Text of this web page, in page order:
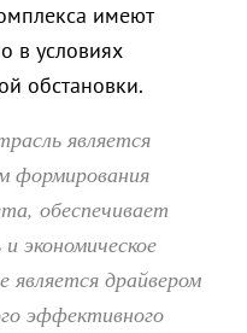
имеют
в условиях
обстановки.
является
формирования
обеспечивает
экономическое
драйвером
эффективного